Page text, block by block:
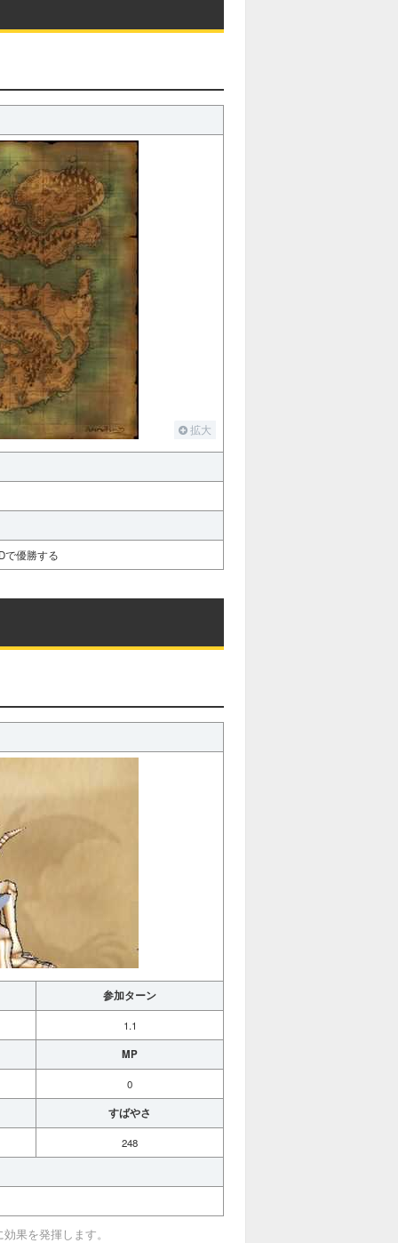
拡大
で優勝する
参加ターン
1.1
MP
0
すばやさ
248
果を発揮します。